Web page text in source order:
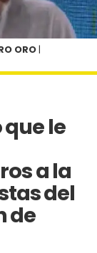
que le
a la
del
de
ORO |